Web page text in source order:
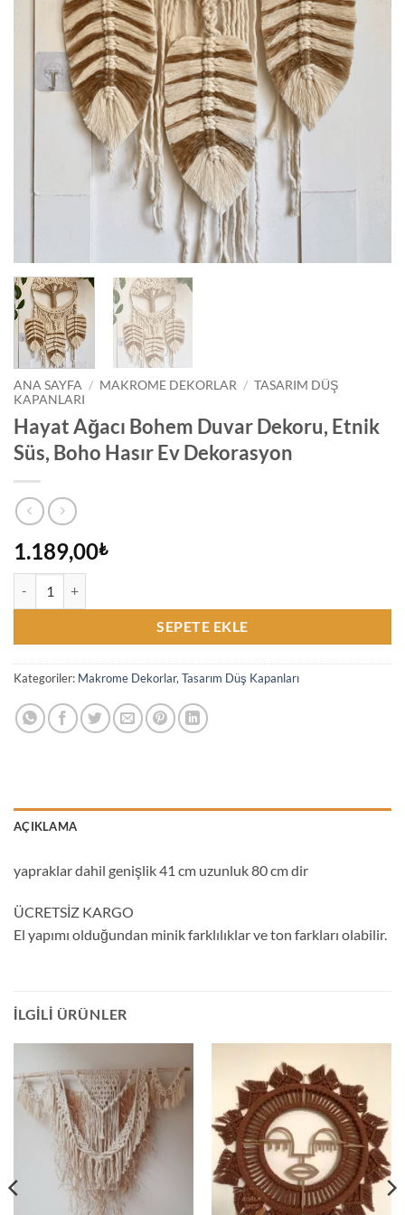
ANA SAYFA / MAKROME DEKORLAR / TASARIM DÜŞ
KAPANLARI
Hayat Ağacı Bohem Duvar Dekoru, Etnik
Süs, Boho Hasır Ev Dekorasyon
1.189,00₺
SEPETE EKLE
Kategoriler: Makrome Dekorlar, Tasarım Düş Kapanları
AÇIKLAMA
yapraklar dahil genişlik 41 cm uzunluk 80 cm dir
ÜCRETSİZ KARGO
El yapımı olduğundan minik farklılıklar ve ton farkları olabilir.
İLGILI ÜRÜNLER